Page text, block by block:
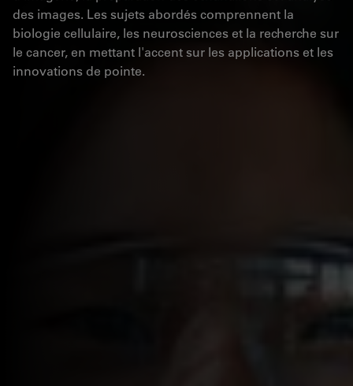
des images. Les sujets abordés comprennent la
biologie cellulaire, les neurosciences et la recherche sur
le cancer, en mettant l'accent sur les applications et les
innovations de pointe.